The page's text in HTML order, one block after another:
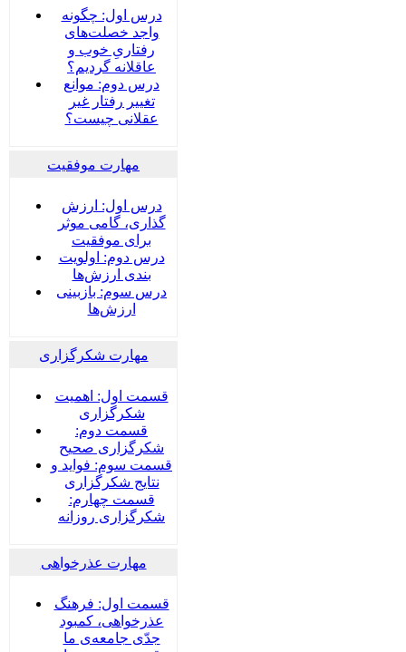
درس اول: چگونه
واجد خصلت‌های
رفتاریِ خوب و
عاقلانه گردیم؟
درس دوم: موانع
تغییر رفتار غیر
عقلانی چیست؟
مهارت موفقیت
درس اول: ارزش
گذاری، گامی موثر
برای موفقیت
درس دوم: اولویت
بندی ارزش‌ها
درس سوم: بازبینی
ارزش‌ها
مهارت شکرگزاری
قسمت اول: اهمیت
شکرگزاری
قسمت دوم:
شکرگزاری صحیح
قسمت سوم: فواید و
نتایج شکرگزاری
قسمت چهارم:
شکرگزاری روزانه
مهارت عذرخواهی
قسمت اول: فرهنگ
عذرخواهی، کمبود
جدّی جامعه‌ی ما